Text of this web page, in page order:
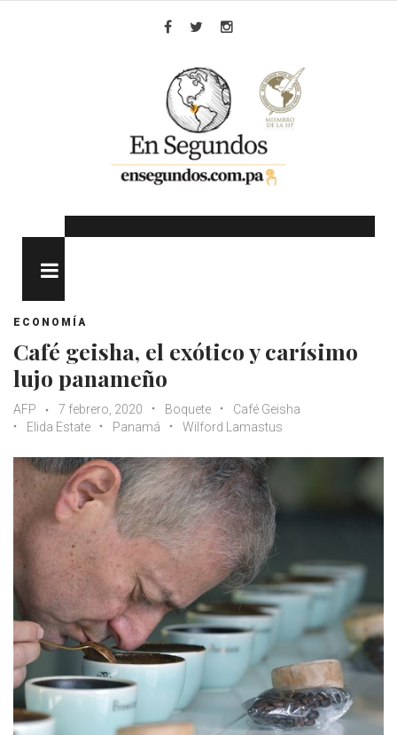
ECONOMÍA
Café geisha, el exótico y carísimo
lujo panameño
AFP 7 febrero, 2020 Boquete
Café Geisha
Elida Estate
Panamá Wilford Lamastus